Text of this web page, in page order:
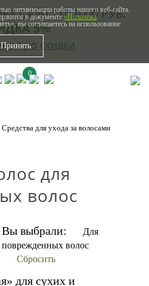
САЙТ ОТ 2000 РУБ.
5%
про скидки
0
Средства для ухода за волосами
для
волос
Вы выбрали:
Для
поврежденных волос
Сбросить
оптимизации работы нашего веб-сайта.
в документе «Политика
вы соглашаетесь на использование
Принять